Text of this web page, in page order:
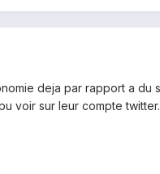
deja par rapport a
voir sur leur compte twitter.